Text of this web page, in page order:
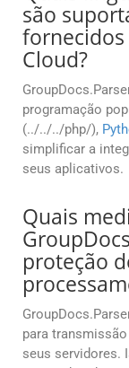
são
Cloud?
programação
(../../../php/),
simplificar a
seus aplicativos.
Quais
proteção
para
seus servidores.